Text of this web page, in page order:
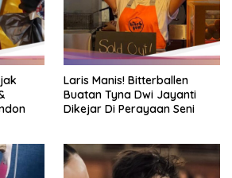
Laris Manis! Bitterballen
Buatan Tyna Dwi Jayanti
Dikejar Di Perayaan Seni